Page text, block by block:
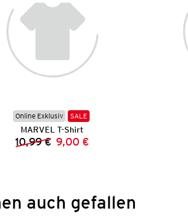
Online Exklusiv SALE
MARVEL T-Shirt
Vorheriger Preis:
10,99 € Neuer Preis:
9,00 €
auch gefallen